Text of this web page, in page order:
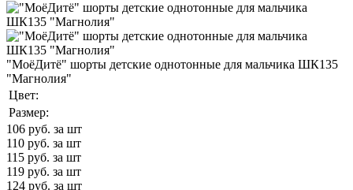
"МоёДитё" шорты детские однотонные для мальчика ШК135
"Магнолия"
Цвет:
Размер:
106 руб. за шт
110 руб. за шт
115 руб. за шт
119 руб. за шт
124 руб. за шт